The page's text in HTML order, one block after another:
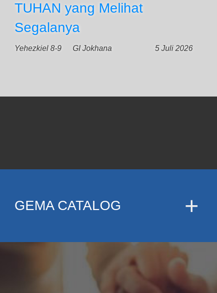
TUHAN yang Melihat
Segalanya
Yehezkiel 8-9 5 Juli 2026
GI Jokhana
GEMA CATALOG